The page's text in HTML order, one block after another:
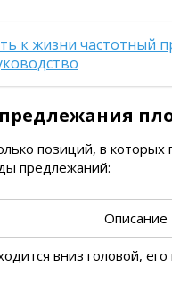
к жизни частотный
позиций, в
предлежаний:
Описание
вниз головой,